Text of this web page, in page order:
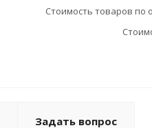
Стоимость товаров по
Задать вопрос